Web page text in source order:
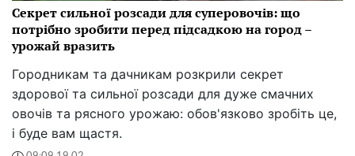
Секрет сильної розсади для суперовочів: що
потрібно зробити перед підсадкою на город –
урожай вразить
Городникам та дачникам розкрили секрет
здорової та сильної розсади для дуже смачних
овочів та рясного урожаю: обов'язково зробіть це,
і буде вам щастя.